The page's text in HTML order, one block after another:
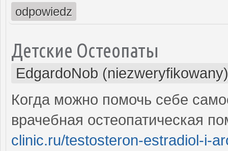
odpowiedz
Детские Остеопаты
EdgardoNob (niezweryfikowany)
Когда можно помочь себе
врачебная остеопатическая
clinic.ru/testosteron-estradiol-i-